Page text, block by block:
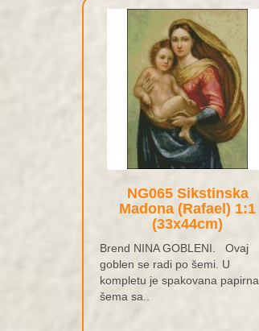
NG065 Sikstinska
Madona (Rafael) 1:1
(33x44cm)
Brend NINA GOBLENI. Ovaj
goblen se radi po šemi. U
kompletu je spakovana papirna
šema sa..